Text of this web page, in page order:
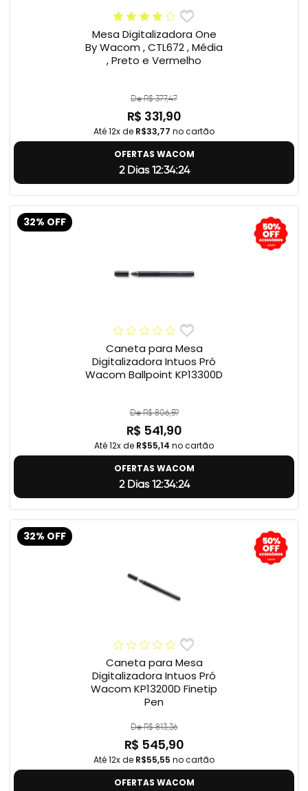
Mesa Digitalizadora One
By Wacom , CTL672 , Média
, Preto e Vermelho
De R$ 377,47
R$ 331,90
Até 12x de R$33,77 no cartão
OFERTAS WACOM
2 Dias 12:34:23
32% OFF
Caneta para Mesa
Digitalizadora Intuos Pró
Wacom Ballpoint KP13300D
De R$ 806,59
R$ 541,90
Até 12x de R$55,14 no cartão
OFERTAS WACOM
2 Dias 12:34:23
32% OFF
Caneta para Mesa
Digitalizadora Intuos Pró
Wacom KP13200D Finetip
Pen
De R$ 813,36
R$ 545,90
Até 12x de R$55,55 no cartão
OFERTAS WACOM